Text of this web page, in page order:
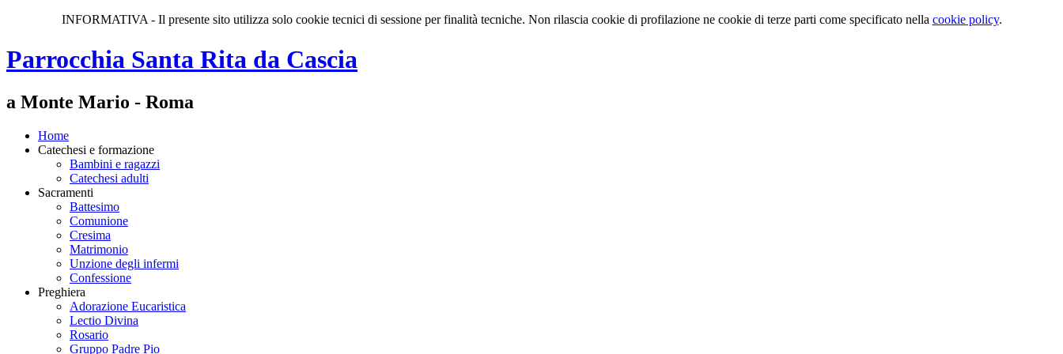
INFORMATIVA - Il presente sito utilizza solo cookie tecnici di sessione per finalità tecniche. Non rilascia cookie di profilazione ne cookie di terze parti come specificato nella cookie policy.
Parrocchia Santa Rita da Cascia
a Monte Mario - Roma
Home
Catechesi e formazione
Bambini e ragazzi
Catechesi adulti
Sacramenti
Battesimo
Comunione
Cresima
Matrimonio
Unzione degli infermi
Confessione
Preghiera
Adorazione Eucaristica
Lectio Divina
Rosario
Gruppo Padre Pio